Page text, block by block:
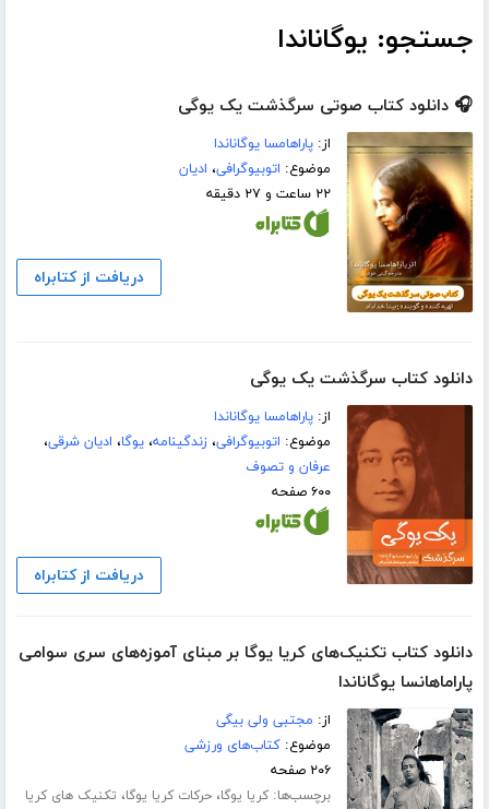
جستجو: یوگاناندا
🎧 دانلود کتاب صوتی سرگذشت یک یوگی
از:پاراهامسا یوگاناندا
موضوع: اتوبیوگرافی، ادیان
۲۲ ساعت و ۲۷ دقیقه
دریافت از کتابراه
دانلود کتاب سرگذشت یک یوگی
از:پاراهامسا یوگاناندا
موضوع: اتوبیوگرافی،زندگینامه،یوگا، ادیان شرقی،
عرفان و تصوف
۶۰۰ صفحه
دریافت از کتابراه
دانلود کتاب تکنیک‌های کریا یوگا بر مبنای آموزه‌های سری سوامی
پاراماهانسا یوگاناندا
از: مجتبی ولی بیگی
موضوع:کتاب‌های ورزشی
۲۰۶ صفحه
برچسب‌ها:کریا یوگا،حرکات کریا یوگا، تکنیک های کریا